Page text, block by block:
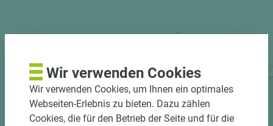
Wir verwenden Cookies
Wir verwenden Cookies, um Ihnen ein optimales
Webseiten-Erlebnis zu bieten. Dazu zählen
Cookies, die für den Betrieb der Seite und für die